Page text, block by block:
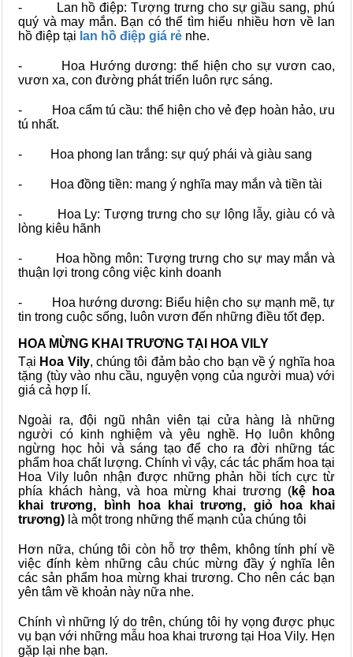
- Lan hồ điệp: Tượng trưng cho sự giầu sang, phú
quý và may mắn. Bạn có thể tìm hiểu nhiều hơn về lan
hồ điệp tại lan hồ điệp giá rẻ nhe.
- Hoa Hướng dương: thể hiện cho sự vươn cao,
vươn xa, con đường phát triển luôn rực sáng.
- Hoa cẩm tú cầu: thể hiện cho vẻ đẹp hoàn hảo, ưu
tú nhất.
- Hoa phong lan trắng: sự quý phái và giàu sang
- Hoa đồng tiền: mang ý nghĩa may mắn và tiền tài
- Hoa Ly: Tượng trưng cho sự lộng lẫy, giàu có và
lòng kiêu hãnh
- Hoa hồng môn: Tượng trưng cho sự may mắn và
thuận lợi trong công việc kinh doanh
- Hoa hướng dương: Biểu hiện cho sự mạnh mẽ, tự
tin trong cuộc sống, luôn vươn đến những điều tốt đẹp.
HOA MỪNG KHAI TRƯƠNG TẠI HOA VILY
Tại Hoa Vily, chúng tôi đảm bảo cho bạn về ý nghĩa hoa
tặng (tùy vào nhu cầu, nguyện vọng của người mua) với
giá cả hợp lí.
Ngoài ra, đội ngũ nhân viên tại cửa hàng là những
người có kinh nghiệm và yêu nghề. Họ luôn không
ngừng học hỏi và sáng tạo để cho ra đời những tác
phẩm hoa chất lượng. Chính vì vậy, các tác phẩm hoa tại
Hoa Vily luôn nhận được những phản hồi tích cực từ
phía khách hàng, và hoa mừng khai trương (kệ hoa
khai trương, bình hoa khai trương, giỏ hoa khai
trương) là một trong những thế mạnh của chúng tôi
Hơn nữa, chúng tôi còn hỗ trợ thêm, không tính phí về
việc đính kèm những câu chúc mừng đầy ý nghĩa lên
các sản phẩm hoa mừng khai trương. Cho nên các bạn
yên tâm về khoản này nữa nhe.
Chính vì những lý do trên, chúng tôi hy vọng được phục
vụ bạn với những mẫu hoa khai trương tại Hoa Vily. Hẹn
gặp lại nhe bạn.